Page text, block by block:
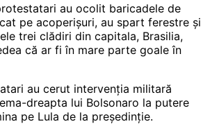
au ocolit baricadele de
pe acoperișuri, au spart ferestre și
trei clădiri din capitala, Brasilia,
că ar fi în mare parte goale în
au cerut intervenția militară
dreapta lui Bolsonaro la putere
pe Lula de la președinție.